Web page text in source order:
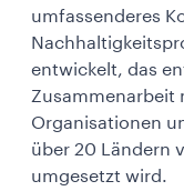
umfassenderes
entwickelt, das
Zusammenarbeit
Organisationen
über 20 Ländern
umgesetzt wird.